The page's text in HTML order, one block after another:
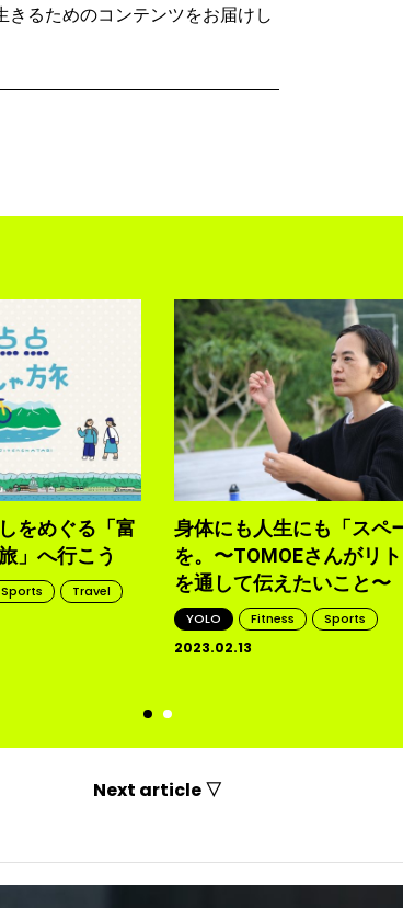
きるためのコンテンツをお届けし
をめぐる「富
」へ行こう
Sports
Travel
身体にも人生にも「スペ
を。〜TOMOEさんがリ
を通して伝えたいこと〜
YOLO Fitness Sports
2023.02.13
Next article ▽